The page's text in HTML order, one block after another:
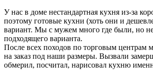
У нас в доме нестандартная кухня из-за
поэтому готовые кухни (хоть они и
вариант. Мы с мужем много где были, но
подходящего варианта.
После всех походов по торговым центрам
на заказ под наши размеры. Вызвали
обмерил, посчитал, нарисовал кухню